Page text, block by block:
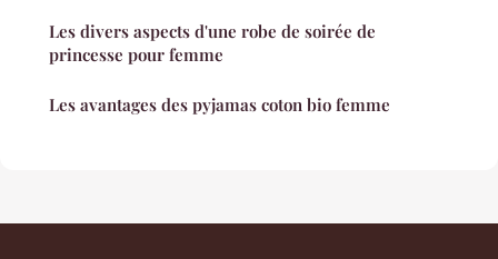
Les divers aspects d'une robe de soirée de
princesse pour femme
Les avantages des pyjamas coton bio femme